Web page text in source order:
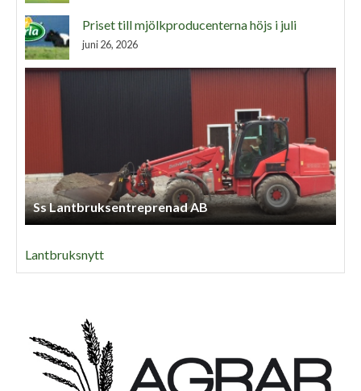
Priset till mjölkproducenterna höjs i juli
juni 26, 2026
Ss Lantbruksentreprenad AB